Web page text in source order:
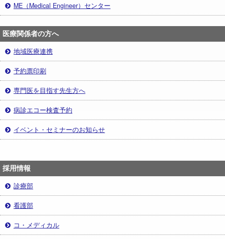
ME（Medical Engineer）センター
医療関係者の方へ
地域医療連携
予約票印刷
専門医を目指す先生方へ
病診エコー検査予約
イベント・セミナーのお知らせ
採用情報
診療部
看護部
コ・メディカル